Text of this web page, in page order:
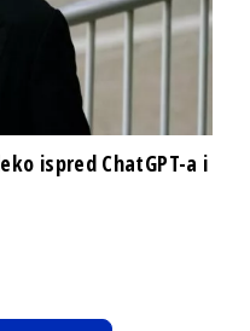
ispred ChatGPT-a i